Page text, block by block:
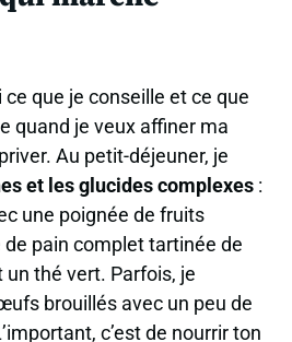
que je conseille et ce que
quand je veux affiner ma
Au petit-déjeuner, je
et les glucides complexes :
une poignée de fruits
pain complet tartinée de
un thé vert. Parfois, je
brouillés avec un peu de
c’est de nourrir ton